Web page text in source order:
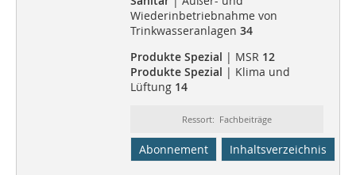
Wiederinbetriebnahme von
Trinkwasseranlagen 34
Produkte Spezial | MSR 12
Produkte Spezial | Klima und
Lüftung 14
Ressort: Fachbeiträge
Abonnement Inhaltsverzeichnis